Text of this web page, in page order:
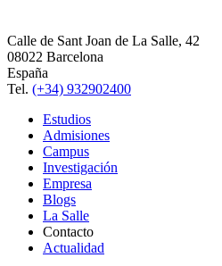
Calle de Sant Joan de La Salle, 42
08022 Barcelona
España
Tel. (+34) 932902400
Estudios
Admisiones
Campus
Investigación
Empresa
Blogs
La Salle
Contacto
Actualidad